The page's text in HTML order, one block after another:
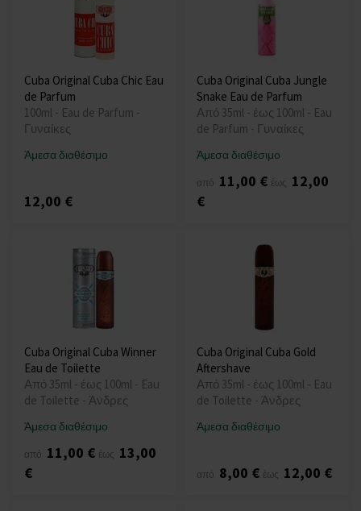
Cuba Original Cuba Chic Eau
de Parfum
100ml - Eau de Parfum -
Γυναίκες
Άμεσα διαθέσιμο
12,00 €
Cuba Original Cuba Jungle
Snake Eau de Parfum
Από 35ml - έως 100ml - Eau
de Parfum - Γυναίκες
Άμεσα διαθέσιμο
από 11,00 € έως 12,00
€
Cuba Original Cuba Winner
Eau de Toilette
Από 35ml - έως 100ml - Eau
de Toilette - Άνδρες
Άμεσα διαθέσιμο
από 11,00 € έως 13,00
€
Cuba Original Cuba Gold
Aftershave
Από 35ml - έως 100ml - Eau
de Toilette - Άνδρες
Άμεσα διαθέσιμο
από 8,00 € έως 12,00 €